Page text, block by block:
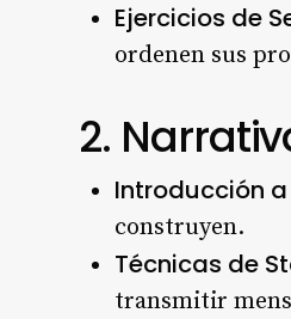
Ejercicios de
ordenen sus
2.
Introducción
construyen.
Técnicas de
transmitir